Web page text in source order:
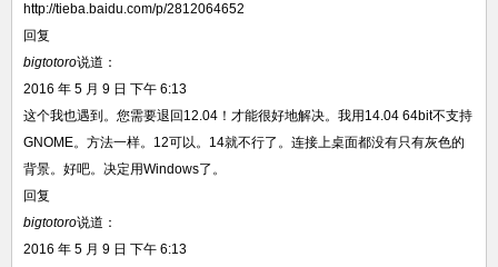
http://tieba.baidu.com/p/2812064652
回复
bigtotoro说道：
2016 年 5 月 9 日 下午 6:13
这个我也遇到。您需要退回12.04！才能很好地解决。我用14.04 64bit不支持
GNOME。方法一样。12可以。14就不行了。连接上桌面都没有只有灰色的
背景。好吧。决定用Windows了。
回复
bigtotoro说道：
2016 年 5 月 9 日 下午 6:13